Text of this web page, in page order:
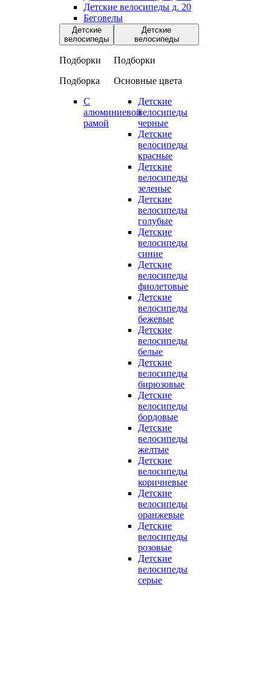
Детские велосипеды д. 20
Беговелы
Детские
велосипеды
Подборки
Подборка
С
алюминиевой
рамой
Детские
велосипеды
Подборки
Основные цвета
Детские
велосипеды
черные
Детские
велосипеды
красные
Детские
велосипеды
зеленые
Детские
велосипеды
голубые
Детские
велосипеды
синие
Детские
велосипеды
фиолетовые
Детские
велосипеды
бежевые
Детские
велосипеды
белые
Детские
велосипеды
бирюзовые
Детские
велосипеды
бордовые
Детские
велосипеды
желтые
Детские
велосипеды
коричневые
Детские
велосипеды
оранжевые
Детские
велосипеды
розовые
Детские
велосипеды
серые